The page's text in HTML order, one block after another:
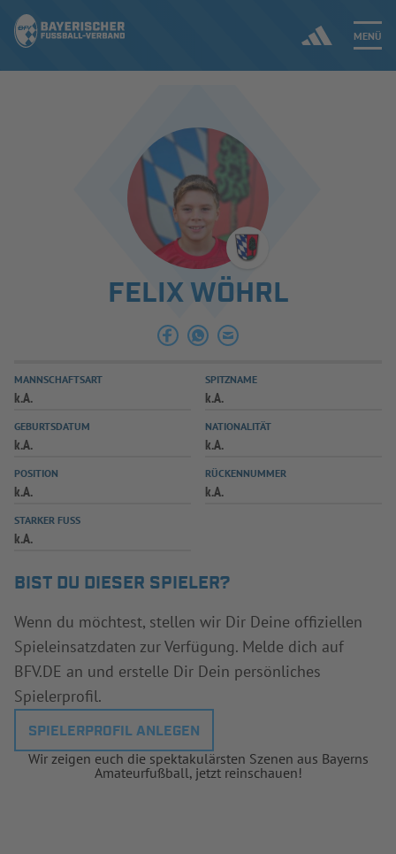
MENÜ
ERGEBNISSE & WETTBEWERBE
SPIELBETRIEB & VERBANDSLEBEN
AUSBILDUNG & FÖRDERUNG
SPIELPLUS
FELIX WÖHRL
MANNSCHAFTSART
k.A.
SPITZNAME
k.A.
GEBURTSDATUM
k.A.
NATIONALITÄT
k.A.
POSITION
k.A.
RÜCKENNUMMER
k.A.
STARKER FUSS
k.A.
BIST DU DIESER SPIELER?
Wenn du möchtest, stellen wir Dir Deine offiziellen
Spieleinsatzdaten zur Verfügung. Melde dich auf
BFV.DE an und erstelle Dir Dein persönliches
Spielerprofil.
SPIELERPROFIL ANLEGEN
Wir zeigen euch die spektakulärsten Szenen aus Bayerns
Amateurfußball, jetzt reinschauen!